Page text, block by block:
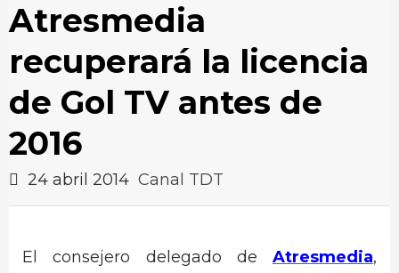
Atresmedia
recuperará la licencia
de Gol TV antes de
2016
24 abril 2014 Canal TDT
El consejero delegado de Atresmedia,